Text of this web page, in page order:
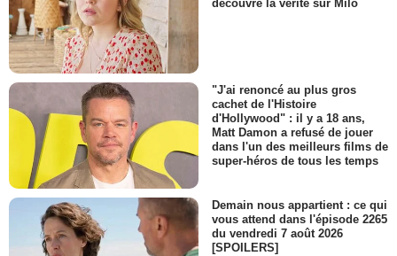
découvre la vérité sur Milo
"J'ai renoncé au plus gros
cachet de l'Histoire
d'Hollywood" : il y a 18 ans,
Matt Damon a refusé de jouer
dans l'un des meilleurs films de
super-héros de tous les temps
Demain nous appartient : ce qui
vous attend dans l'épisode 2265
du vendredi 7 août 2026
[SPOILERS]